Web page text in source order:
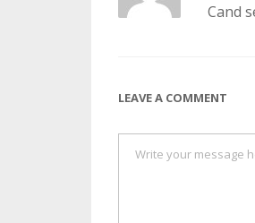
Cand
LEAVE A COMMENT